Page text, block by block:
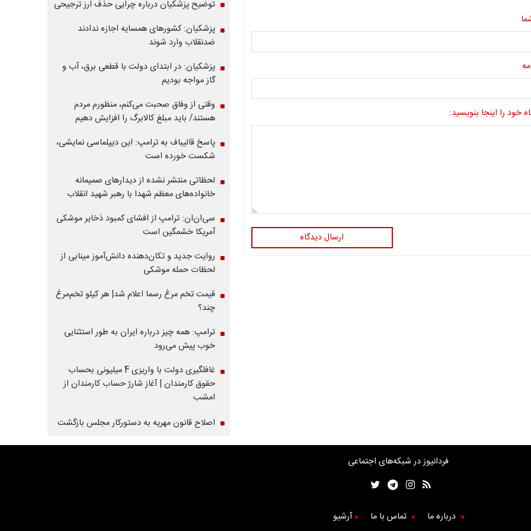
خود را اینجا بنویسید:
ارسال دیدگاه
توضیح پزشکیان درباره چرایی حذف ارز ترجیحی
پزشکیان: کشورهای همسایه اجازه ندادند
ضدنقلاب وارد شوند
پزشکیان: در ابتدای دولت با قطعی برق، آب و
گاز مواجه بودیم
وقتی از وفاق صحبت می‌کنم، منظورم مردم
هستند/ باید مبلغ کالابرگ را افزایش دهیم
پاسخ قالیباف به ترامپ: این دیپلماسی نمایشی،
شکست خورده است
لحظاتی منتشر نشده از دیدارهای صمیمانه
خانواده‌های معظم شهدا با رهبر شهید انقلاب
سی‌ان‌ان: ترامپ از افشای کمبود ذخایر موشکی
آمریکا خشمگین است
روایت جدید و تکان‌دهنده دانش‌آموز مینابی از
لحظات حمله موشکی
قیمت تخم مرغ رسما اعلام شد| هر کیلو تخم‌مرغ
چند؟
ترامپ: همه چیز درباره ایران به طور استثنایی
خوب پیش می‌رود
غافلگیری دولت با واریزی 4 میلیونی بحساب
حقوق کارمندان | آغاز شارژ حساب کارمندان از
امشب
اصلاح قانون مهریه به دستورکار مجلس بازگشت
فردانیوز در شبکه‌های اجتماعی
درباره ما تماس با ما آرشیو